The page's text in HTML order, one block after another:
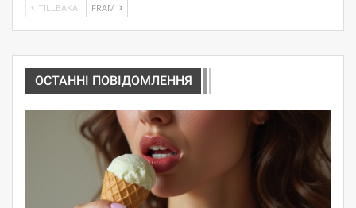
TILLBAKA FRAM
ОСТАННІ ПОВІДОМЛЕННЯ